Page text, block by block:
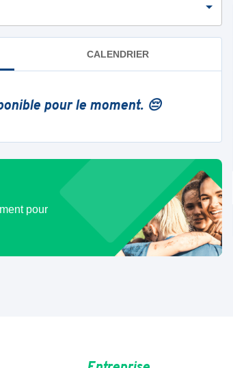
CALENDRIER
pour le moment. 😔
pour